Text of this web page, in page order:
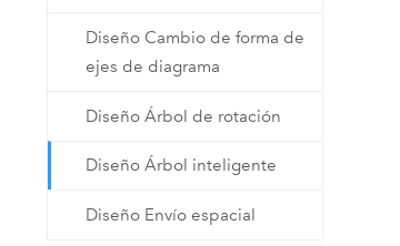
Diseño Cambio de forma de
ejes de diagrama
Diseño Árbol de rotación
Diseño Árbol inteligente
Diseño Envío espacial